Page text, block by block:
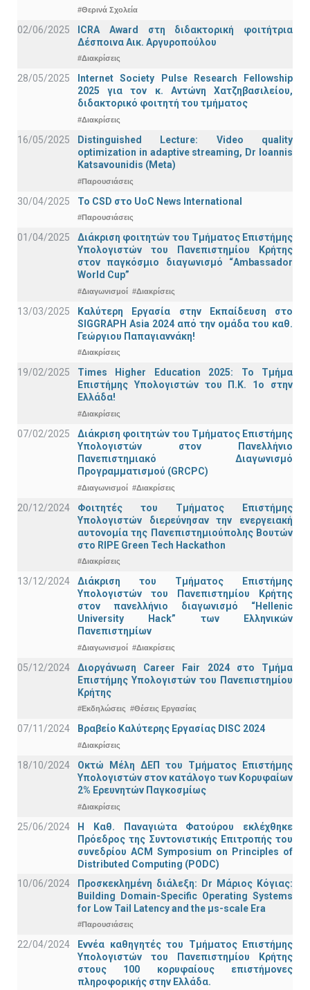
#Θερινά Σχολεία
02/06/2025
ICRA Award στη διδακτορική φοιτήτρια
Δέσποινα Αικ. Αργυροπούλου
#Διακρίσεις
28/05/2025
Internet Society Pulse Research Fellowship
2025 για τον κ. Αντώνη Χατζηβασιλείου,
διδακτορικό φοιτητή του τμήματος
#Διακρίσεις
16/05/2025
Distinguished Lecture: Video quality
optimization in adaptive streaming, Dr Ioannis
Katsavounidis (Meta)
#Παρουσιάσεις
30/04/2025 To CSD στο UoC News International
#Παρουσιάσεις
01/04/2025
Διάκριση φοιτητών του Τμήματος Επιστήμης
Υπολογιστών του Πανεπιστημίου Κρήτης
στον παγκόσμιο διαγωνισμό “Ambassador
World Cup”
#Διαγωνισμοί #Διακρίσεις
13/03/2025
Καλύτερη Εργασία στην Εκπαίδευση στο
SIGGRAPH Asia 2024 από την ομάδα του καθ.
Γεώργιου Παπαγιαννάκη!
#Διακρίσεις
19/02/2025
Times Higher Education 2025: Το Τμήμα
Επιστήμης Υπολογιστών του Π.Κ. 1ο στην
Ελλάδα!
#Διακρίσεις
07/02/2025
Διάκριση φοιτητών του Τμήματος Επιστήμης
Υπολογιστών στον Πανελλήνιο
Πανεπιστημιακό Διαγωνισμό
Προγραμματισμού (GRCPC)
#Διαγωνισμοί #Διακρίσεις
20/12/2024
Φοιτητές του Τμήματος Επιστήμης
Υπολογιστών διερεύνησαν την ενεργειακή
αυτονομία της Πανεπιστημιούπολης Βουτών
στο RIPE Green Tech Hackathon
#Διακρίσεις
13/12/2024
Διάκριση του Τμήματος Επιστήμης
Υπολογιστών του Πανεπιστημίου Κρήτης
στον πανελλήνιο διαγωνισμό “Hellenic
University Hack” των Ελληνικών
Πανεπιστημίων
#Διαγωνισμοί #Διακρίσεις
05/12/2024
Διοργάνωση Career Fair 2024 στο Τμήμα
Επιστήμης Υπολογιστών του Πανεπιστημίου
Κρήτης
#Εκδηλώσεις #Θέσεις Εργασίας
07/11/2024 Βραβείο Καλύτερης Εργασίας DISC 2024
#Διακρίσεις
18/10/2024
Οκτώ Μέλη ΔΕΠ του Τμήματος Επιστήμης
Υπολογιστών στον κατάλογο των Κορυφαίων
2% Ερευνητών Παγκοσμίως
#Διακρίσεις
25/06/2024
Η Καθ. Παναγιώτα Φατούρου εκλέχθηκε
Πρόεδρος της Συντονιστικής Επιτροπής του
συνεδρίου ACM Symposium on Principles of
Distributed Computing (PODC)
10/06/2024
Προσκεκλημένη διάλεξη: Dr Μάριος Κόγιας:
Building Domain-Specific Operating Systems
for Low Tail Latency and the μs-scale Era
#Παρουσιάσεις
22/04/2024
Εννέα καθηγητές του Τμήματος Επιστήμης
Υπολογιστών του Πανεπιστημίου Κρήτης
στους 100 κορυφαίους επιστήμονες
πληροφορικής στην Ελλάδα.